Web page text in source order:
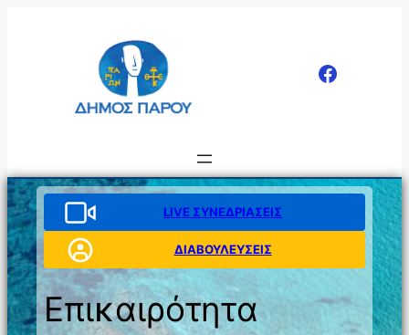
LIVE ΣΥΝΕΔΡΙΑΣΕΙΣ
ΔΙΑΒΟΥΛΕΥΣΕΙΣ
Επικαιρότητα